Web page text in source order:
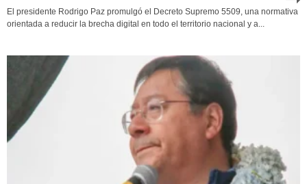
El presidente Rodrigo Paz promulgó el Decreto Supremo 5509, una normativa
orientada a reducir la brecha digital en todo el territorio nacional y a...